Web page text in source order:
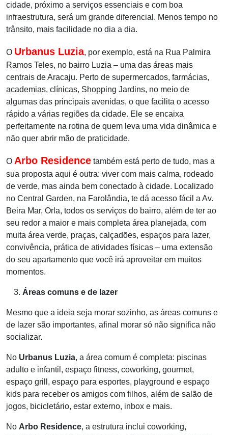
cidade, próximo a serviços essenciais e com boa
infraestrutura, será um grande diferencial. Menos tempo no
trânsito, mais facilidade no dia a dia.
O Urbanus Luzia, por exemplo, está na Rua Palmira
Ramos Teles, no bairro Luzia – uma das áreas mais
centrais de Aracaju. Perto de supermercados, farmácias,
academias, clínicas, Shopping Jardins, no meio de
algumas das principais avenidas, o que facilita o acesso
rápido a várias regiões da cidade. Ele se encaixa
perfeitamente na rotina de quem leva uma vida dinâmica e
não quer abrir mão de praticidade.
O Arbo Residence também está perto de tudo, mas a
sua proposta aqui é outra: viver com mais calma, rodeado
de verde, mas ainda bem conectado à cidade. Localizado
no Central Garden, na Farolândia, te dá acesso fácil a Av.
Beira Mar, Orla, todos os serviços do bairro, além de ter ao
seu redor a maior e mais completa área planejada, com
muita área verde, praças, calçadões, espaços para lazer,
convivência, prática de atividades físicas – uma extensão
do seu apartamento que você irá aproveitar em muitos
momentos.
Áreas comuns e de lazer
Mesmo que a ideia seja morar sozinho, as áreas comuns e
de lazer são importantes, afinal morar só não significa não
socializar.
No Urbanus Luzia, a área comum é completa: piscinas
adulto e infantil, espaço fitness, coworking, gourmet,
espaço grill, espaço para esportes, playground e espaço
kids para receber os amigos com filhos, além de salão de
jogos, bicicletário, estar externo, inbox e mais.
No Arbo Residence, a estrutura inclui coworking,